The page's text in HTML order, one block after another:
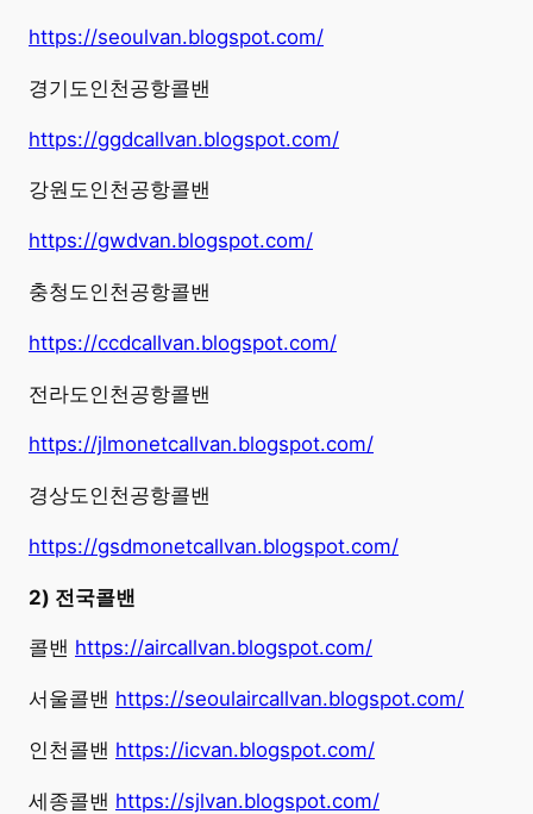
https://seoulvan.blogspot.com/
경기도인천공항콜밴
https://ggdcallvan.blogspot.com/
강원도인천공항콜밴
https://gwdvan.blogspot.com/
충청도인천공항콜밴
https://ccdcallvan.blogspot.com/
전라도인천공항콜밴
https://jlmonetcallvan.blogspot.com/
경상도인천공항콜밴
https://gsdmonetcallvan.blogspot.com/
2) 전국콜밴
콜밴 https://aircallvan.blogspot.com/
서울콜밴 https://seoulaircallvan.blogspot.com/
인천콜밴 https://icvan.blogspot.com/
세종콜밴 https://sjlvan.blogspot.com/